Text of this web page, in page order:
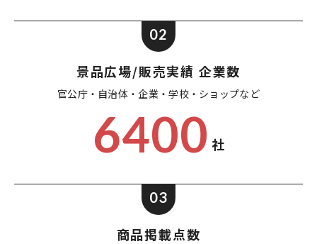
02
景品広場/販売実績 企業数
官公庁・自治体・企業・学校・ショップなど
6400 社
03
商品掲載点数